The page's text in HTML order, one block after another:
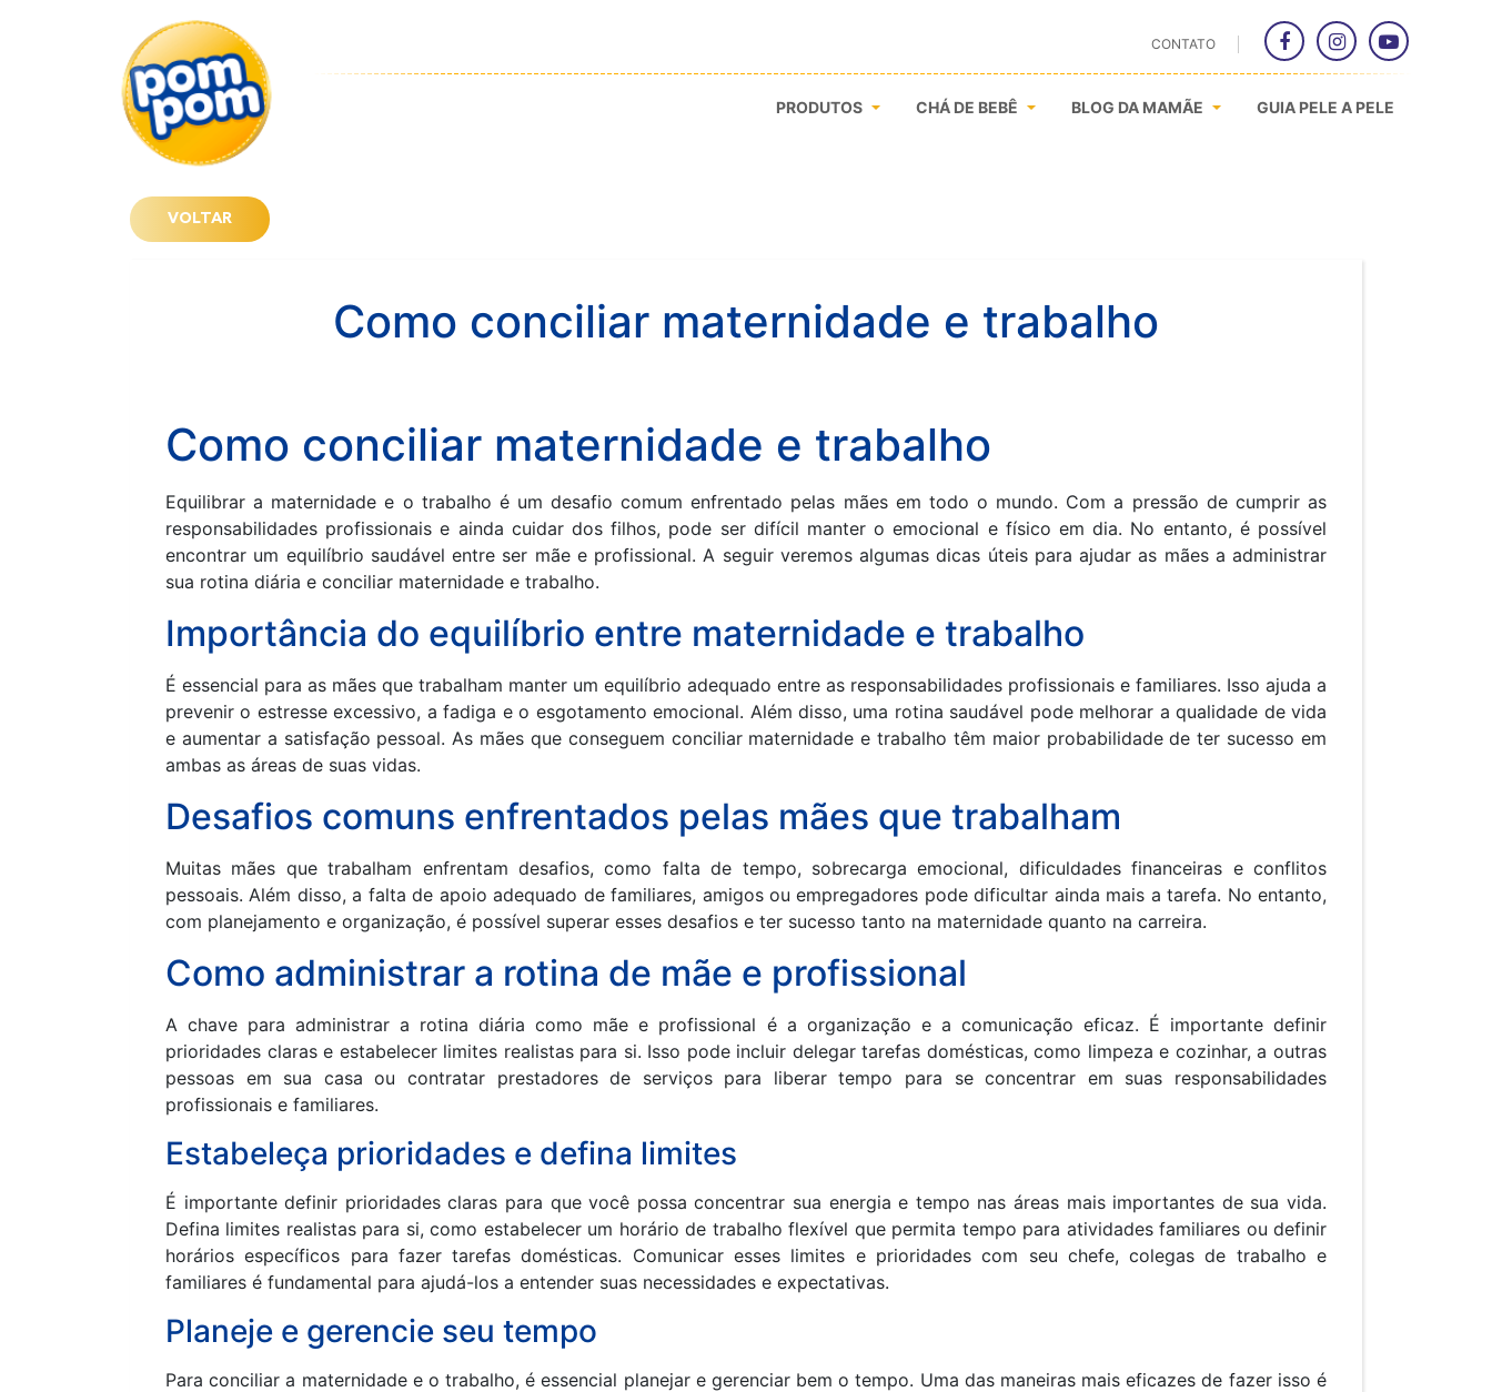
CONTATO
PRODUTOS CHÁ DE BEBÊ BLOG DA MAMÃE GUIA PELE A PELE
VOLTAR
Como conciliar maternidade e trabalho
Como conciliar maternidade e trabalho
Equilibrar a maternidade e o trabalho é um desafio comum enfrentado pelas mães em todo o mundo. Com a pressão de cumprir as
responsabilidades profissionais e ainda cuidar dos filhos, pode ser difícil manter o emocional e físico em dia. No entanto, é possível
encontrar um equilíbrio saudável entre ser mãe e profissional. A seguir veremos algumas dicas úteis para ajudar as mães a administrar
sua rotina diária e conciliar maternidade e trabalho.
Importância do equilíbrio entre maternidade e trabalho
É essencial para as mães que trabalham manter um equilíbrio adequado entre as responsabilidades profissionais e familiares. Isso ajuda a
prevenir o estresse excessivo, a fadiga e o esgotamento emocional. Além disso, uma rotina saudável pode melhorar a qualidade de vida
e aumentar a satisfação pessoal. As mães que conseguem conciliar maternidade e trabalho têm maior probabilidade de ter sucesso em
ambas as áreas de suas vidas.
Desafios comuns enfrentados pelas mães que trabalham
Muitas mães que trabalham enfrentam desafios, como falta de tempo, sobrecarga emocional, dificuldades financeiras e conflitos
pessoais. Além disso, a falta de apoio adequado de familiares, amigos ou empregadores pode dificultar ainda mais a tarefa. No entanto,
com planejamento e organização, é possível superar esses desafios e ter sucesso tanto na maternidade quanto na carreira.
Como administrar a rotina de mãe e profissional
A chave para administrar a rotina diária como mãe e profissional é a organização e a comunicação eficaz. É importante definir
prioridades claras e estabelecer limites realistas para si. Isso pode incluir delegar tarefas domésticas, como limpeza e cozinhar, a outras
pessoas em sua casa ou contratar prestadores de serviços para liberar tempo para se concentrar em suas responsabilidades
profissionais e familiares.
Estabeleça prioridades e defina limites
É importante definir prioridades claras para que você possa concentrar sua energia e tempo nas áreas mais importantes de sua vida.
Defina limites realistas para si, como estabelecer um horário de trabalho flexível que permita tempo para atividades familiares ou definir
horários específicos para fazer tarefas domésticas. Comunicar esses limites e prioridades com seu chefe, colegas de trabalho e
familiares é fundamental para ajudá-los a entender suas necessidades e expectativas.
Planeje e gerencie seu tempo
Para conciliar a maternidade e o trabalho, é essencial planejar e gerenciar bem o tempo. Uma das maneiras mais eficazes de fazer isso é